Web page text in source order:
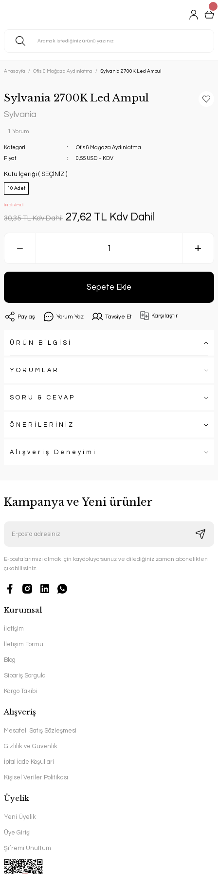
Anasayfa Ofis & Mağaza Aydınlatma Sylvania 2700K Led Ampul
Sylvania 2700K Led Ampul
Sylvania
1 Yorum
Kategori
Ofis & Mağaza Aydınlatma
Fiyat
0,55 USD + KDV
Kutu İçeriği ( SEÇİNİZ )
10 Adet
İNDİRİMLİ
30,35 TL Kdv Dahil 27,62 TL Kdv Dahil
Sepete Ekle
Paylaş Yorum Yaz Tavsiye Et Karşılaştır
ÜRÜN BİLGİSİ
YORUMLAR
SORU & CEVAP
ÖNERİLERİNİZ
Alışveriş Deneyimi
Kampanya ve Yeni ürünler
E-postalarımızı almak için kaydoluyorsunuz ve dilediğiniz zaman abonelikten
çıkabilirsiniz.
Kurumsal
İletişim
İletişim Formu
Blog
Sipariş Sorgula
Kargo Takibi
Alışveriş
Mesafeli Satış Sözleşmesi
Gizlilik ve Güvenlik
İptal İade Koşullari
Kişisel Veriler Politikası
Üyelik
Yeni Üyelik
Üye Girişi
Şifremi Unuttum